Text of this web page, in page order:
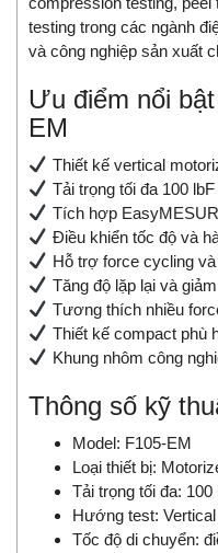
testing trong các ngành
và công nghiệp sản xuất
Ưu điểm nổi
EM
Thiết kế vertical
Tải trọng tối đa 100
Tích hợp
Điều khiển tốc độ và
Hỗ trợ force cycling
Tăng độ lặp lại và
Tương thích nhiều
Thiết kế compact phù
Khung nhôm công
Thông số kỹ
Model: F105-EM
Loại thiết bị:
Tải trọng tối đa: 100
Hướng test: Vertical
Tốc độ di chuyển: